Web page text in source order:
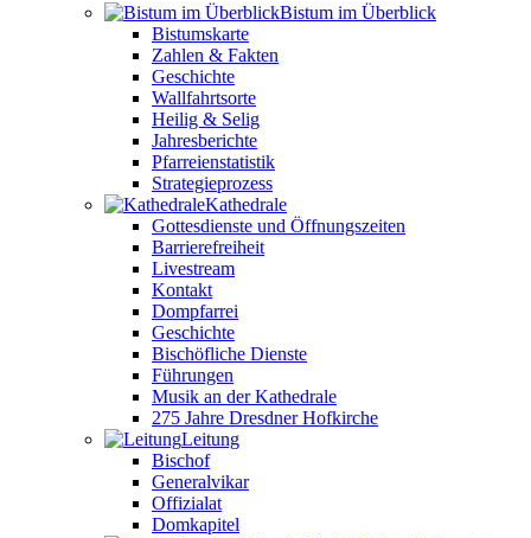
Bistum im Überblick
Bistumskarte
Zahlen & Fakten
Geschichte
Wallfahrtsorte
Heilig & Selig
Jahresberichte
Pfarreienstatistik
Strategieprozess
Kathedrale
Gottesdienste und Öffnungszeiten
Barrierefreiheit
Livestream
Kontakt
Dompfarrei
Geschichte
Bischöfliche Dienste
Führungen
Musik an der Kathedrale
275 Jahre Dresdner Hofkirche
Leitung
Bischof
Generalvikar
Offizialat
Domkapitel